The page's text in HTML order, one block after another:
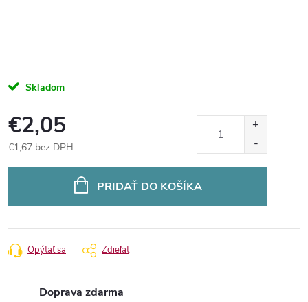
Skladom
€2,05
€1,67 bez DPH
PRIDAŤ DO KOŠÍKA
Opýtať sa Zdieľať
Doprava zdarma